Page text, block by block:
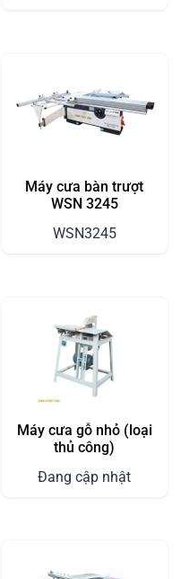
Máy cưa bàn trượt
WSN 3245
WSN3245
Máy cưa gỗ nhỏ (loại
thủ công)
Đang cập nhật